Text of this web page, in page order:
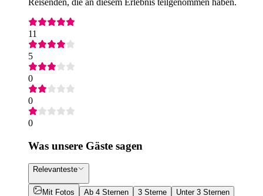
11
5
0
0
0
Was unsere Gäste sagen
Relevanteste
Mit Fotos Ab 4 Sternen 3 Sterne Unter 3 Sternen